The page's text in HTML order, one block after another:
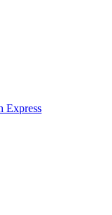
Express